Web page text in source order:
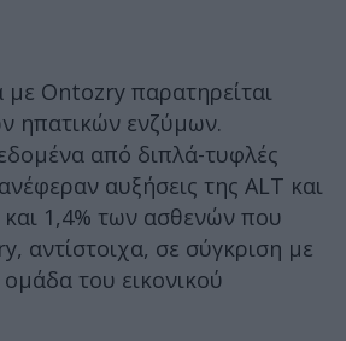
με Ontozry παρατηρείται
ηπατικών ενζύμων.
από διπλά-τυφλές
αυξήσεις της ALT και
και 1,4% των ασθενών που
αντίστοιχα, σε σύγκριση με
του εικονικού